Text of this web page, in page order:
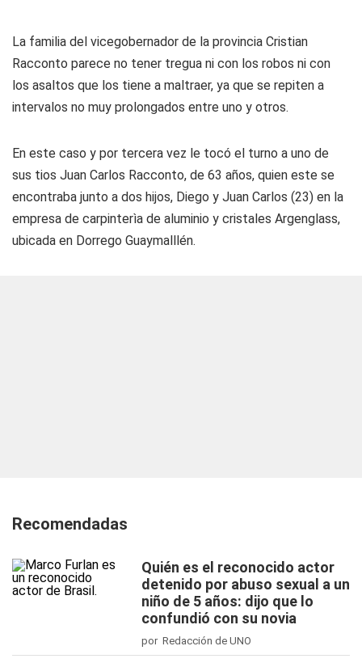
La familia del vicegobernador de la provincia Cristian
Racconto parece no tener tregua ni con los robos ni con
los asaltos que los tiene a maltraer, ya que se repiten a
intervalos no muy prolongados entre uno y otros.
En este caso y por tercera vez le tocó el turno a uno de
sus tios Juan Carlos Racconto, de 63 años, quien este se
encontraba junto a dos hijos, Diego y Juan Carlos (23) en la
empresa de carpinterìa de aluminio y cristales Argenglass,
ubicada en Dorrego Guaymalllén.
Recomendadas
Quién es el reconocido actor
detenido por abuso sexual a un
niño de 5 años: dijo que lo
confundió con su novia
por Redacción de UNO